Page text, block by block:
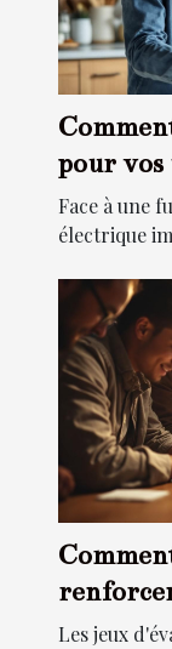
pour vos
Face à une
électrique
Les jeux